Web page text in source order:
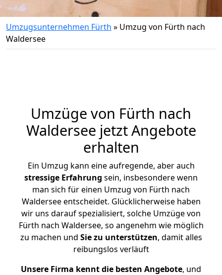
Umzugsunternehmen Fürth » Umzug von Fürth nach
Waldersee
Umzüge von Fürth nach
Waldersee jetzt Angebote
erhalten
Ein Umzug kann eine aufregende, aber auch
stressige Erfahrung sein, insbesondere wenn
man sich für einen Umzug von Fürth nach
Waldersee entscheidet. Glücklicherweise haben
wir uns darauf spezialisiert, solche Umzüge von
Fürth nach Waldersee, so angenehm wie möglich
zu machen und Sie zu unterstützen, damit alles
reibungslos verläuft
Unsere Firma kennt die besten Angebote, und